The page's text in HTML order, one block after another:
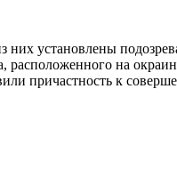
установлены
на
причастность к